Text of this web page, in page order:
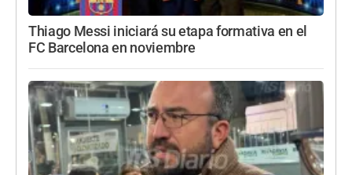
Thiago Messi iniciará su etapa formativa en el
FC Barcelona en noviembre